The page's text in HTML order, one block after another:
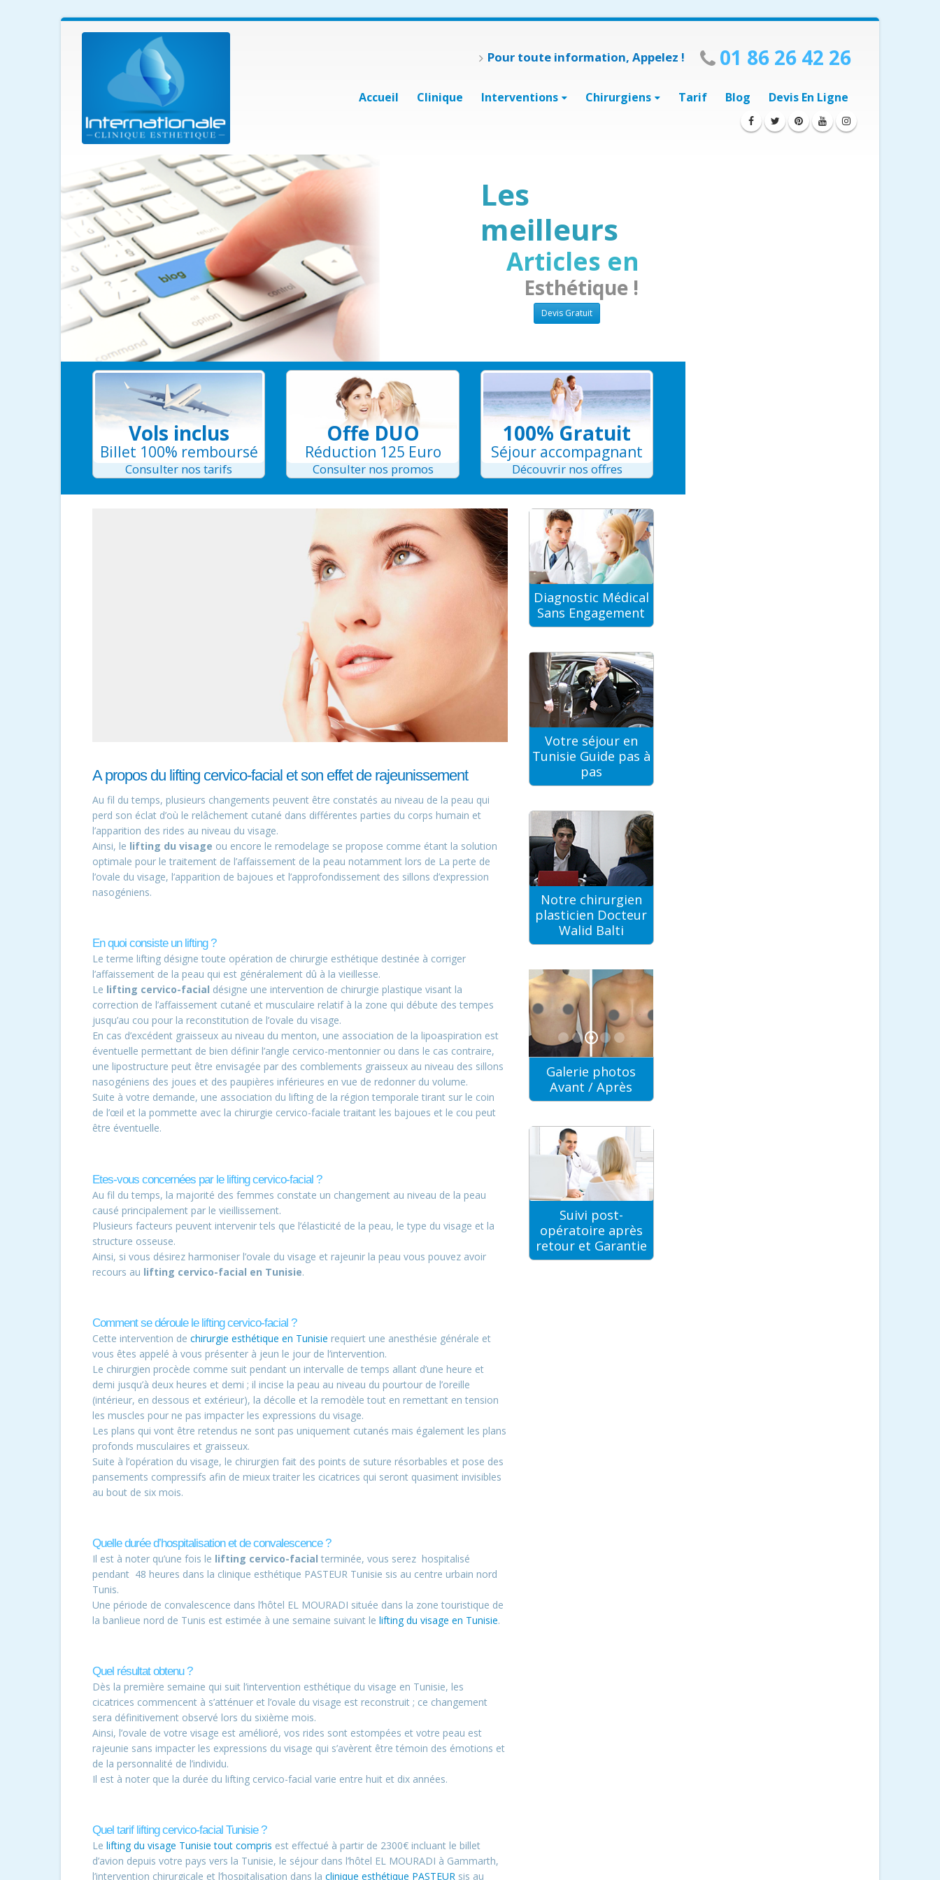
Pour toute information, Appelez ! 01 86 26 42 26
Accueil Clinique Interventions Chirurgiens Tarif Blog Devis En Ligne
Les
meilleurs
Articles en
Esthétique !
Devis Gratuit
Vols inclus
Billet 100% remboursé
Consulter nos tarifs
Offe DUO
Réduction 125 Euro
Consulter nos promos
100% Gratuit
Séjour accompagnant
Découvrir nos offres
A propos du lifting cervico-facial et son effet de rajeunissement
Au fil du temps, plusieurs changements peuvent être constatés au niveau de la peau qui
perd son éclat d’où le relâchement cutané dans différentes parties du corps humain et
l’apparition des rides au niveau du visage.
Ainsi, le lifting du visage ou encore le remodelage se propose comme étant la solution
optimale pour le traitement de l’affaissement de la peau notamment lors de La perte de
l’ovale du visage, l’apparition de bajoues et l’approfondissement des sillons d’expression
nasogéniens.
En quoi consiste un lifting ?
Le terme lifting désigne toute opération de chirurgie esthétique destinée à corriger
l’affaissement de la peau qui est généralement dû à la vieillesse.
Le lifting cervico-facial désigne une intervention de chirurgie plastique visant la
correction de l’affaissement cutané et musculaire relatif à la zone qui débute des tempes
jusqu’au cou pour la reconstitution de l’ovale du visage.
En cas d’excédent graisseux au niveau du menton, une association de la lipoaspiration est
éventuelle permettant de bien définir l’angle cervico-mentonnier ou dans le cas contraire,
une lipostructure peut être envisagée par des comblements graisseux au niveau des sillons
nasogéniens des joues et des paupières inférieures en vue de redonner du volume.
Suite à votre demande, une association du lifting de la région temporale tirant sur le coin
de l’œil et la pommette avec la chirurgie cervico-faciale traitant les bajoues et le cou peut
être éventuelle.
Etes-vous concernées par le lifting cervico-facial ?
Au fil du temps, la majorité des femmes constate un changement au niveau de la peau
causé principalement par le vieillissement.
Plusieurs facteurs peuvent intervenir tels que l’élasticité de la peau, le type du visage et la
structure osseuse.
Ainsi, si vous désirez harmoniser l’ovale du visage et rajeunir la peau vous pouvez avoir
recours au lifting cervico-facial en Tunisie.
Comment se déroule le lifting cervico-facial ?
Cette intervention de chirurgie esthétique en Tunisie requiert une anesthésie générale et
vous êtes appelé à vous présenter à jeun le jour de l’intervention.
Le chirurgien procède comme suit pendant un intervalle de temps allant d’une heure et
demi jusqu’à deux heures et demi ; il incise la peau au niveau du pourtour de l’oreille
(intérieur, en dessous et extérieur), la décolle et la remodèle tout en remettant en tension
les muscles pour ne pas impacter les expressions du visage.
Les plans qui vont être retendus ne sont pas uniquement cutanés mais également les plans
profonds musculaires et graisseux.
Suite à l’opération du visage, le chirurgien fait des points de suture résorbables et pose des
pansements compressifs afin de mieux traiter les cicatrices qui seront quasiment invisibles
au bout de six mois.
Quelle durée d’hospitalisation et de convalescence ?
Il est à noter qu’une fois le lifting cervico-facial terminée, vous serez hospitalisé
pendant 48 heures dans la clinique esthétique PASTEUR Tunisie sis au centre urbain nord
Tunis.
Une période de convalescence dans l’hôtel EL MOURADI située dans la zone touristique de
la banlieue nord de Tunis est estimée à une semaine suivant le lifting du visage en Tunisie.
Quel résultat obtenu ?
Dès la première semaine qui suit l’intervention esthétique du visage en Tunisie, les
cicatrices commencent à s’atténuer et l’ovale du visage est reconstruit ; ce changement
sera définitivement observé lors du sixième mois.
Ainsi, l’ovale de votre visage est amélioré, vos rides sont estompées et votre peau est
rajeunie sans impacter les expressions du visage qui s’avèrent être témoin des émotions et
de la personnalité de l’individu.
Il est à noter que la durée du lifting cervico-facial varie entre huit et dix années.
Quel tarif lifting cervico-facial Tunisie ?
Le lifting du visage Tunisie tout compris est effectué à partir de 2300€ incluant le billet
d’avion depuis votre pays vers la Tunisie, le séjour dans l’hôtel EL MOURADI à Gammarth,
l’intervention chirurgicale et l’hospitalisation dans la clinique esthétique PASTEUR sis au
Diagnostic Médical
Sans Engagement
Votre séjour en
Tunisie Guide pas à
pas
Notre chirurgien
plasticien Docteur
Walid Balti
Galerie photos
Avant / Après
Suivi post-
opératoire après
retour et Garantie